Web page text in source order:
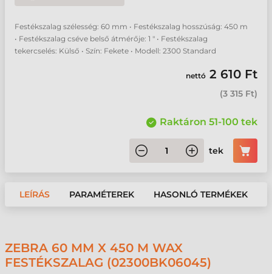
Festékszalag szélesség: 60 mm • Festékszalag hosszúság: 450 m
• Festékszalag cséve belső átmérője: 1 " • Festékszalag
tekercselés: Külső • Szín: Fekete • Modell: 2300 Standard
nettó 2 610 Ft
(3 315 Ft)
Raktáron 51-100 tek
tek
LEÍRÁS PARAMÉTEREK HASONLÓ TERMÉKEK
ZEBRA 60 MM X 450 M WAX
FESTÉKSZALAG (02300BK06045)